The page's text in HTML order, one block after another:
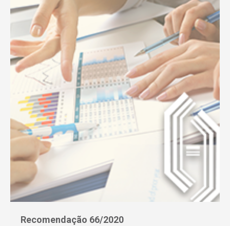
Recomendação 66/2020